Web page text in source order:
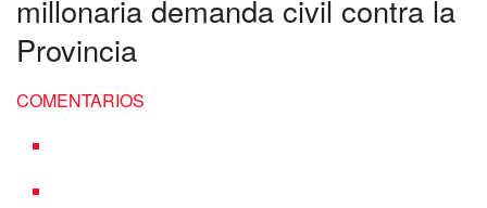
millonaria demanda civil contra la
Provincia
COMENTARIOS